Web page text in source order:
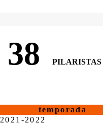
38 PILARISTAS
temporada
2021-2022